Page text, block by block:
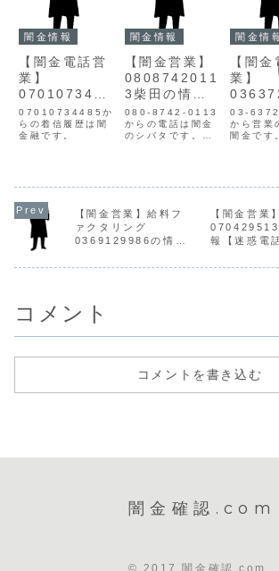
闇金情報
【闇金電話営
業】
0701073448
5の情報
07010734485か
らの着信履歴は闇
金融です。
闇金情報
【闇金営業】
0808742011
3柴田の情報
【迷惑電話】
080-8742-0113
からの電話は闇金
のシバタです。闇
情報がありませ
ん。電話越しでは
とても丁寧です
闇金情
【闇
業】
山本の
03-
から営業
闇金です
資案内を
す。です
どおりの
【闇金営業】給料フ
ァクタリング
0369129986の情報
【闇金営業】
報【迷惑電
コメント
コメントを書き込む
闇金確認.com
© 2017 闇金確認.com.